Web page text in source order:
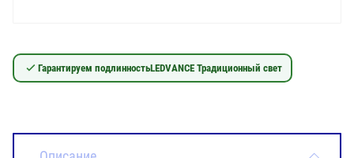
Гарантируем подлинностьLEDVANCE Традиционный свет